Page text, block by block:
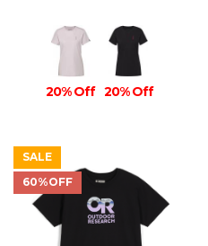
20% Off 20% Off
SALE
60%OFF